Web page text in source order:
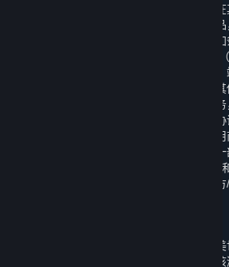
任何方式向其他方出售内容或服务，或
保，或向其他方转让内容和服务的复制
出租或许可给他人使用，但本协议、附
方/运营方条款中明确允许的情况除外；
事先书面同意的情况下，通过模拟协议
加内容和服务的组件、使用应用程序或
技术，为内容和服务搭建或提供匹配服
容和服务的任何网络功能中使用的通信
向，用于在互联网上进行网络游戏、利
络或作为内容聚合网络、网站或服务的
用途；或（3）为任何商业目的利用内容
分，但本协议、附加条款或适用的开发
在某些游戏正式在平台上线发售前，完
购，在您付清全部预购款后，您可以在